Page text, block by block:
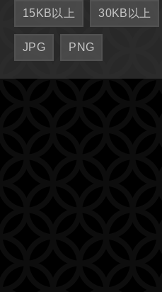
15KB以上 30KB以上
JPG PNG